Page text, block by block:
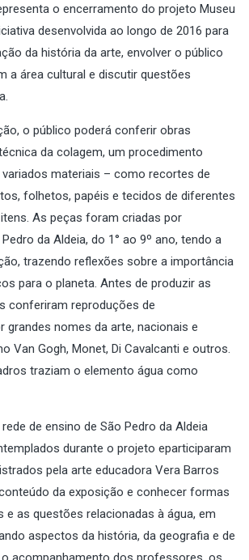
o encerramento do projeto Museu
desenvolvida ao longo de 2016 para
da história da arte, envolver o público
a área cultural e discutir questões
o público poderá conferir obras
da colagem, um procedimento
materiais – como recortes de
folhetos, papéis e tecidos de diferentes
As peças foram criadas por
da Aldeia, do 1° ao 9º ano, tendo a
trazendo reflexões sobre a importância
para o planeta. Antes de produzir as
conferiram reproduções de
grandes nomes da arte, nacionais e
Van Gogh, Monet, Di Cavalcanti e outros.
traziam o elemento água como
de ensino de São Pedro da Aldeia
durante o projeto eparticiparam
pela arte educadora Vera Barros
da exposição e conhecer formas
e as questões relacionadas à água, em
aspectos da história, da geografia e de